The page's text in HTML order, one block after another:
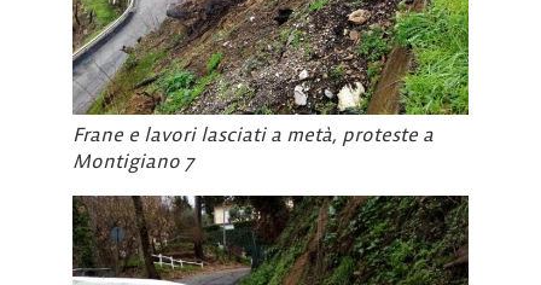
Frane e lavori lasciati a metà, proteste a
Montigiano 7